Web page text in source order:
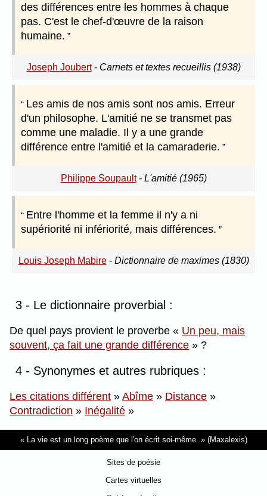
des différences entre les hommes à chaque
pas. C'est le chef-d'œuvre de la raison
humaine.
Joseph Joubert- Carnets et textes recueillis (1938)
Les amis de nos amis sont nos amis. Erreur
d'un philosophe. L'amitié ne se transmet pas
comme une maladie. Il y a une grande
différence entre l'amitié et la camaraderie.
Philippe Soupault- L'amitié (1965)
Entre l'homme et la femme il n'y a ni
supériorité ni infériorité, mais différences.
Louis Joseph Mabire- Dictionnaire de maximes (1830)
3 - Le dictionnaire proverbial :
De quel pays provient le proverbe
Un peu, mais
souvent, ça fait une grande différence
?
4 - Synonymes et autres rubriques :
Les citations différent » Abîme » Distance »
Contradiction » Inégalité »
La vie est un long poème que l'on écrit soi-même. (Maxalexis)
Sites de poésie
Cartes virtuelles